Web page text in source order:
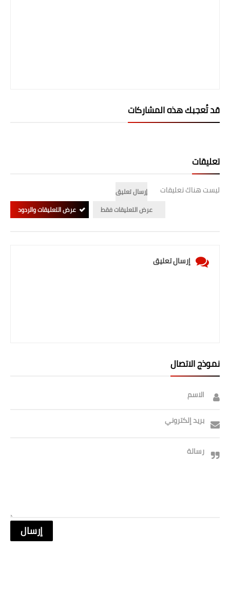
قد تُعجبك هذه المشاركات
تعليقات
ليست هناك تعليقات
إرسال تعليق
عرض التعليقات فقط
عرض التعليقات والردود
إرسال تعليق
نموذج الاتصال
الاسم
بريد إلكتروني
رسالة